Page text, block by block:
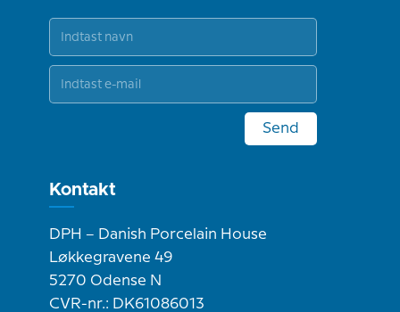
Send
Kontakt
DPH – Danish Porcelain House
Løkkegravene 49
5270 Odense N
CVR-nr.: DK61086013